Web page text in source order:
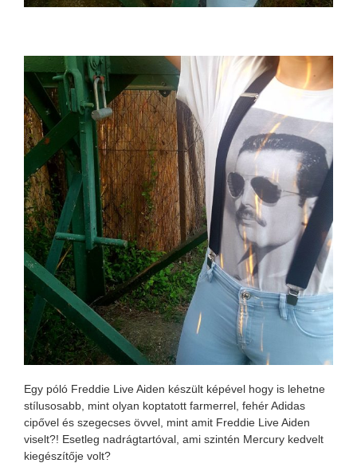
Egy póló Freddie Live Aiden készült képével hogy is lehetne
stílusosabb, mint olyan koptatott farmerrel, fehér Adidas
cipővel és szegecses övvel, mint amit Freddie Live Aiden
viselt?! Esetleg nadrágtartóval, ami szintén Mercury kedvelt
kiegészítője volt?